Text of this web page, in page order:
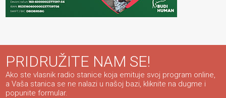
PRIDRUŽITE NAM SE!
Ako ste vlasnik radio stanice koja emituje svoj program online,
a Vaša stanica se ne nalazi u našoj bazi, kliknite na dugme i
popunite formular.